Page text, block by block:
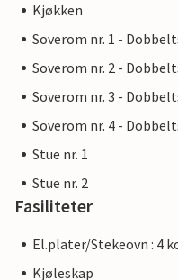
Kjøkken
Soverom nr. 1 -
Soverom nr. 2 -
Soverom nr. 3 -
Soverom nr. 4 -
Stue nr. 1
Stue nr. 2
Fasiliteter
El.plater/Stekeovn : 4
Kjøleskap